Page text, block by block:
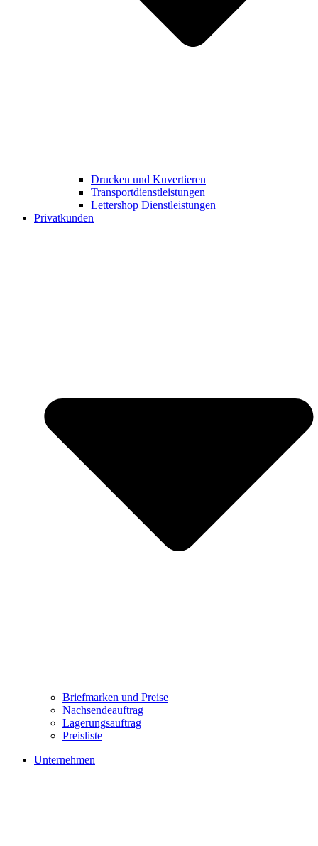
Drucken und Kuvertieren​
Transportdienstleistungen
Lettershop Dienstleistungen​
Privatkunden
Briefmarken und Preise
Nachsendeauftrag
Lagerungsauftrag
Preisliste
Unternehmen